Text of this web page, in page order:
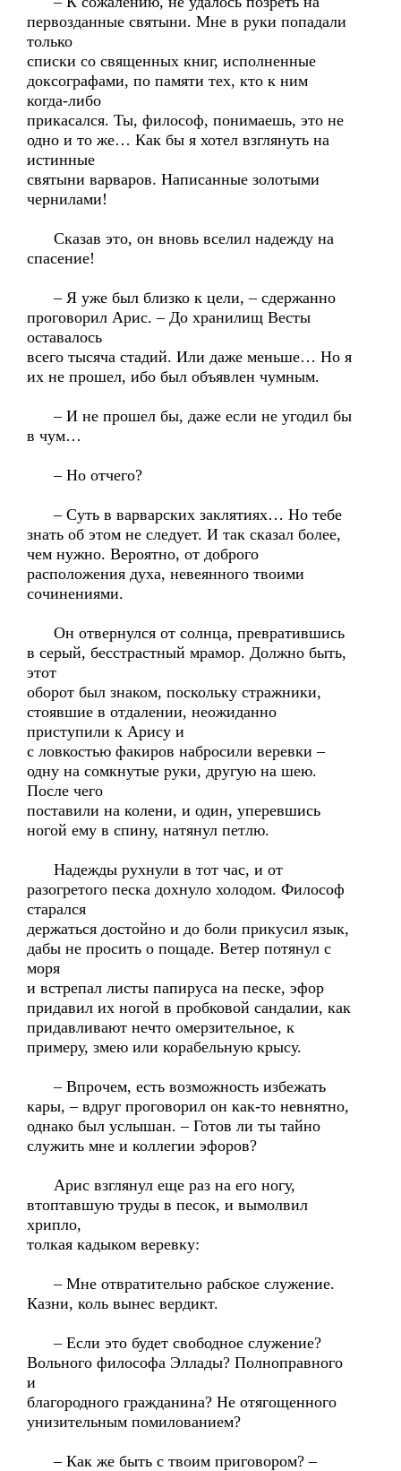
первозданные святыни. Мне в руки попадали
только
списки со священных книг, исполненные
доксографами, по памяти тех, кто к ним
когда-либо
прикасался. Ты, философ, понимаешь, это не
одно и то же… Как бы я хотел взглянуть на
истинные
святыни варваров. Написанные золотыми
чернилами!
Сказав это, он вновь вселил надежду на
спасение!
– Я уже был близко к цели, – сдержанно
проговорил Арис. – До хранилищ Весты
оставалось
всего тысяча стадий. Или даже меньше… Но я
их не прошел, ибо был объявлен чумным.
– И не прошел бы, даже если не угодил бы
в чум…
– Но отчего?
– Суть в варварских заклятиях… Но тебе
знать об этом не следует. И так сказал более,
чем нужно. Вероятно, от доброго
расположения духа, невеянного твоими
сочинениями.
Он отвернулся от солнца, превратившись
в серый, бесстрастный мрамор. Должно быть,
этот
оборот был знаком, поскольку стражники,
стоявшие в отдалении, неожиданно
приступили к Арису и
с ловкостью факиров набросили веревки –
одну на сомкнутые руки, другую на шею.
После чего
поставили на колени, и один, уперевшись
ногой ему в спину, натянул петлю.
Надежды рухнули в тот час, и от
разогретого песка дохнуло холодом. Философ
старался
держаться достойно и до боли прикусил язык,
дабы не просить о пощаде. Ветер потянул с
моря
и встрепал листы папируса на песке, эфор
придавил их ногой в пробковой сандалии, как
придавливают нечто омерзительное, к
примеру, змею или корабельную крысу.
– Впрочем, есть возможность избежать
кары, – вдруг проговорил он как-то невнятно,
однако был услышан. – Готов ли ты тайно
служить мне и коллегии эфоров?
Арис взглянул еще раз на его ногу,
втоптавшую труды в песок, и вымолвил
хрипло,
толкая кадыком веревку:
– Мне отвратительно рабское служение.
Казни, коль вынес вердикт.
– Если это будет свободное служение?
Вольного философа Эллады? Полноправного
и
благородного гражданина? Не отягощенного
унизительным помилованием?
– Как же быть с твоим приговором? –